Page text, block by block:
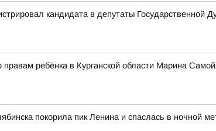
кандидата в депутаты Государственной
ребёнка в Курганской области Марина
покорила пик Ленина и спаслась в ночной